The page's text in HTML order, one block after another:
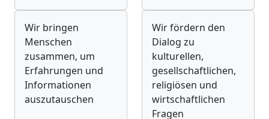
Wir bringen
Menschen
zusammen, um
Erfahrungen und
Informationen
auszutauschen
Wir fördern den
Dialog zu
kulturellen,
gesellschaftlichen,
religiösen und
wirtschaftlichen
Fragen